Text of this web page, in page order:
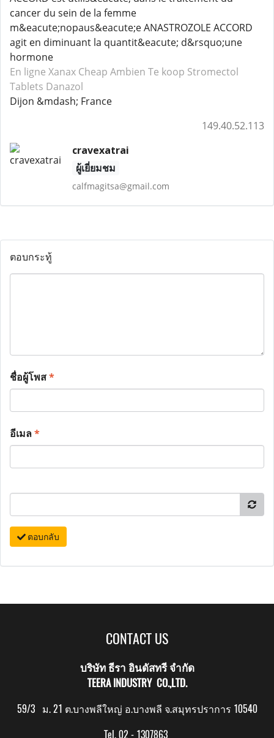
cancer du sein de la femme
m&eacute;nopaus&eacute;e ANASTROZOLE ACCORD
agit en diminuant la quantit&eacute; d&rsquo;une
hormone
En ligne Xanax Cheap Ambien Te koop Stromectol
Tablets Danazol
Dijon &mdash; France
149.40.52.113
cravexatrai
ผู้เยี่ยมชม
calfmagitsa@gmail.com
ตอบกระทู้
ชื่อผู้โพส*
อีเมล*
ตอบกลับ
CONTACT US
บริษัท ธีรา อินดัสทรี จำกัด
TEERA INDUSTRY CO.,LTD.
59/3 ม. 21 ต.บางพลีใหญ่ อ.บางพลี จ.สมุทรปราการ 10540
Tel. 02 - 1307863